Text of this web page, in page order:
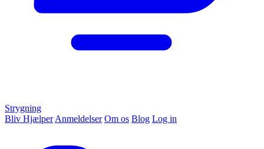
Strygning
Bliv Hjælper Anmeldelser Om os Blog Log in